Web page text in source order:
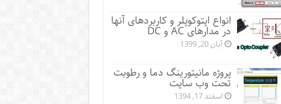
انواع اپتوکوپلر و کاربردهای آنها
در مدارهای AC و DC
آبان 20, 1399
پروژه مانيتورينگ دما و رطوبت
تحت وب سایت
اسفند 17, 1394